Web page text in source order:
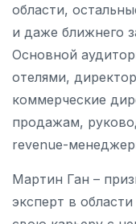
области,
и даже ближнего
Основной
отелями,
коммерческие
продажам,
revenue-
Мартин Ган –
эксперт в